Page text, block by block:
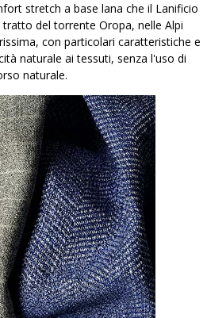
stretch a base lana che il Lanificio
del torrente Oropa, nelle Alpi
con particolari caratteristiche e
naturale ai tessuti, senza l'uso di
naturale.